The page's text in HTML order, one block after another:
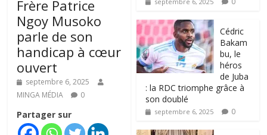
Frère Patrice
Ngoy Musoko
parle de son
handicap à cœur
ouvert
septembre 6, 2025
MINGA MÉDIA
0
Partager sur
‎Cédric
Bakam
bu, le
héros
de Juba
: la RDC triomphe grâce à
son doublé
septembre 6, 2025 0